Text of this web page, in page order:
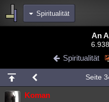
Spiritualität
Chat Wiki Neuigkeiten
meine Rubriken
Menschen
An
Spiritualität
Seite
Koman